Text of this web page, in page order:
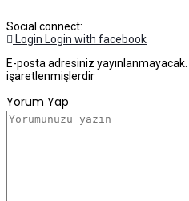
Social connect:
Login Login with facebook
E-posta adresiniz yayınlanmayacak.
işaretlenmişlerdir
Yorum Yap